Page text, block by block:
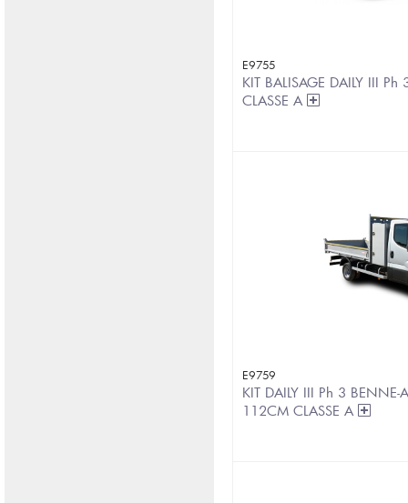
E9755
KIT BALISAGE DAILY III Ph
CLASSE A
E9759
KIT DAILY III Ph 3
112CM CLASSE A